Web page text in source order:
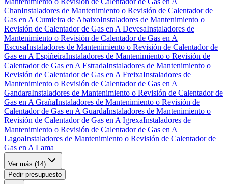
ChanInstaladores de Mantenimiento o Revisión de Calentador de
Gas en A Cumieira de AbaixoInstaladores de Mantenimiento o
Revisión de Calentador de Gas en A DevesaInstaladores de
Mantenimiento o Revisión de Calentador de Gas en A
EscusaInstaladores de Mantenimiento o Revisión de Calentador de
Gas en A EspiñeiraInstaladores de Mantenimiento o Revisión de
Calentador de Gas en A EstradaInstaladores de Mantenimiento o
Revisión de Calentador de Gas en A FreixaInstaladores de
Mantenimiento o Revisión de Calentador de Gas en A
GandaraInstaladores de Mantenimiento o Revisión de Calentador de
Gas en A GrañaInstaladores de Mantenimiento o Revisión de
Calentador de Gas en A GuardaInstaladores de Mantenimiento o
Revisión de Calentador de Gas en A IgrexaInstaladores de
Mantenimiento o Revisión de Calentador de Gas en A
LagoaInstaladores de Mantenimiento o Revisión de Calentador de
Gas en A Lama
Ver más (14)
Pedir presupuesto